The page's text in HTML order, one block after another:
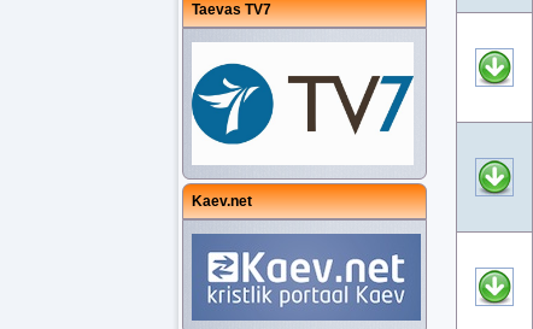
Taevas TV7
Kaev.net